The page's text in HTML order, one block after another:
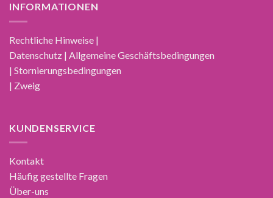
INFORMATIONEN
Rechtliche Hinweise |
Datenschutz | Allgemeine Geschäftsbedingungen
| Stornierungsbedingungen
| Zweig
KUNDENSERVICE
Kontakt
Häufig gestellte Fragen
Über-uns